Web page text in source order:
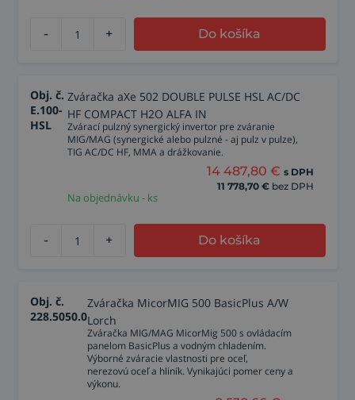
- + Do košíka
Obj. č.
E.100-
HSL
Zváračka aXe 502 DOUBLE PULSE HSL AC/DC
HF COMPACT H2O ALFA IN
Zvárací pulzný synergický invertor pre zváranie
MIG/MAG (synergické alebo pulzné - aj pulz v pulze),
TIG AC/DC HF, MMA a drážkovanie.
14 487,80 € s DPH
11 778,70 € bez DPH
Na objednávku - ks
- + Do košíka
Obj. č.
228.5050.0
Zváračka MicorMIG 500 BasicPlus A/W
Lorch
Zváračka MIG/MAG MicorMig 500 s ovládacím
panelom BasicPlus a vodným chladením.
Výborné zváracie vlastnosti pre oceľ,
nerezovú oceľ a hliník. Vynikajúci pomer ceny a
výkonu.